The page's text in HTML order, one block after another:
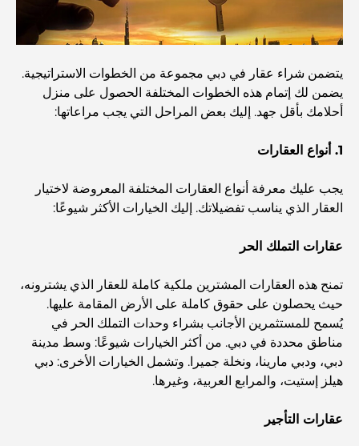
أشياء يمكنك القيام بها في دبي خلال فصل الصيف: دليلك الأمثل
للتغلب على الحرارة
أفضل الهدايا الفاخرة للرجال: أفكار هدايا مميزة وخالدة
Best Hotels in Business Bay, Dubai: Your Ultimate
المدارس القريبة من نخلة جميرا: دليل شامل للعائلات
Dubai Vision 2040 - Green Living, Scenic Routes
and a Smarter Metro Network
أفضل المقاهي في دبي بإطلالة خلابة: مزيج مثالي من المذاق
الرائع والمناظر الطبيعية الساحرة
مطاعم بإطلالة على برج العرب: تجربة طعام استثنائية في دبي
دليل شامل لأندية شاطئ نخلة جميرا لعام 2026
يتضمن شراء عقار في دبي مجموعة من الخطوات الاستراتيجية.
يضمن لك إتمام هذه الخطوات المختلفة الحصول على منزل
أحلامك بأقل جهد. إليك بعض المراحل التي يجب مراعاتها:
1. أنواع العقارات
يجب عليك معرفة أنواع العقارات المختلفة المعروضة لاختيار
العقار الذي يناسب تفضيلاتك. إليك الخيارات الأكثر شيوعًا:
عقارات التملك الحر
تمنح هذه العقارات المشترين ملكية كاملة للعقار الذي يشترونه،
حيث يحصلون على حقوق كاملة على الأرض المقامة عليها.
يُسمح للمستثمرين الأجانب بشراء وحدات التملك الحر في
مناطق محددة في دبي. من أكثر الخيارات شيوعًا: وسط مدينة
دبي، ودبي مارينا، ونخلة جميرا. وتشمل الخيارات الأخرى: دبي
هيلز إستيت، والمرابع العربية، وغيرها.
عقارات التأجير